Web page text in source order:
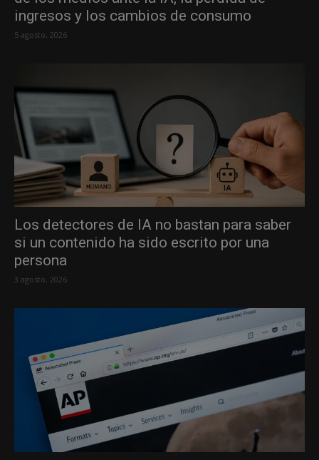
ingresos y los cambios de consumo
5 agosto, 2026
Los detectores de IA no bastan para saber
si un contenido ha sido escrito por una
persona
3 agosto, 2026